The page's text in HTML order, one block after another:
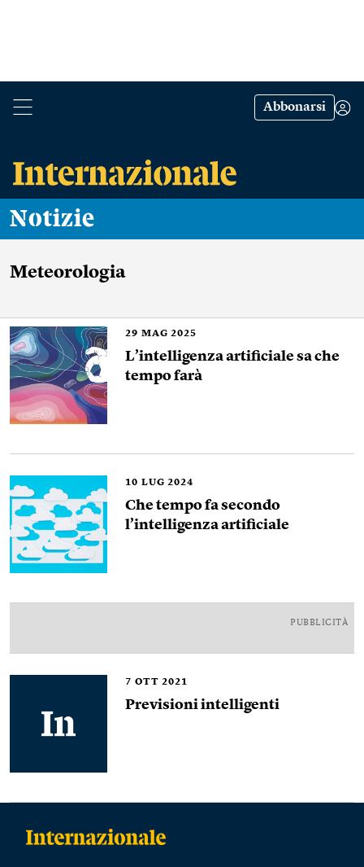
Abbonarsi
Notizie
Meteorologia
29 MAG 2025
L’intelligenza artificiale sa che
tempo farà
10 LUG 2024
Che tempo fa secondo
l’intelligenza artificiale
PUBBLICITÀ
7 OTT 2021
Previsioni intelligenti